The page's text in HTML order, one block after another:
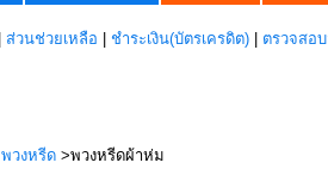
ส่วนช่วยเหลือ ชำระเงิน(บัตรเครดิต) ตรวจสอ
พวงหรีด >พวงหรีดผ้าห่ม